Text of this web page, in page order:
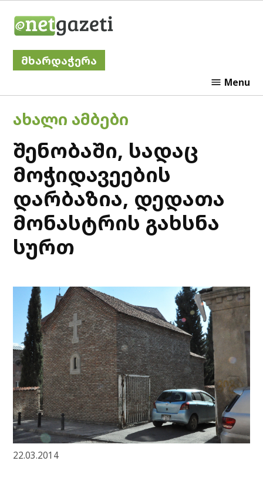
მხარდაჭერა
Menu
POSTED
IN
ᲐᲮᲐᲚᲘ ᲐᲛᲑᲔᲑᲘ
შენობაში, სადაც
მოჭიდავეების
დარბაზია, დედათა
მონასტრის გახსნა
სურთ
22.03.2014